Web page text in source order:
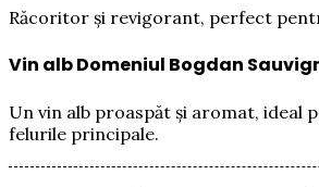
Răcoritor și revigorant, perfect
Vin alb Domeniul Bogdan
Un vin alb proaspăt și aromat, ideal
felurile principale.